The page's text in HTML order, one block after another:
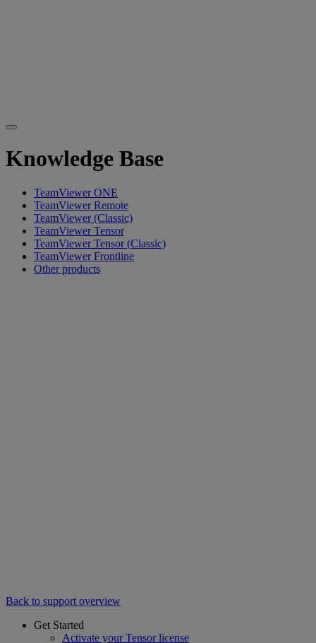
Knowledge Base
TeamViewer ONE
TeamViewer Remote
TeamViewer (Classic)
TeamViewer Tensor
TeamViewer Tensor (Classic)
TeamViewer Frontline
Other products
Back to support overview
Get Started
Activate your Tensor license